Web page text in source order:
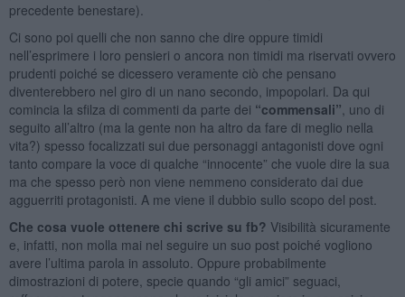
precedente benestare).
Ci sono poi quelli che non sanno che dire oppure timidi
nell’esprimere i loro pensieri o ancora non timidi ma riservati ovvero
prudenti poiché se dicessero veramente ciò che pensano
diventerebbero nel giro di un nano secondo, impopolari. Da qui
comincia la sfilza di commenti da parte dei “commensali” , uno di
seguito all’altro (ma la gente non ha altro da fare di meglio nella
vita?) spesso focalizzati sui due personaggi antagonisti dove ogni
tanto compare la voce di qualche “innocente” che vuole dire la sua
ma che spesso però non viene nemmeno considerato dai due
agguerriti protagonisti. A me viene il dubbio sullo scopo del post.
Che cosa vuole ottenere chi scrive su fb? Visibilità sicuramente
e, infatti, non molla mai nel seguire un suo post poiché vogliono
avere l’ultima parola in assoluto. Oppure probabilmente
dimostrazioni di potere, specie quando “gli amici” seguaci,